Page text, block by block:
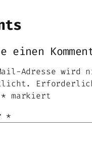
einen
Adresse wird
* markiert
*